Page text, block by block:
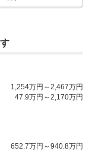
1,254万円～2,467万円
47.9万円～2,170万円
652.7万円～940.8万円